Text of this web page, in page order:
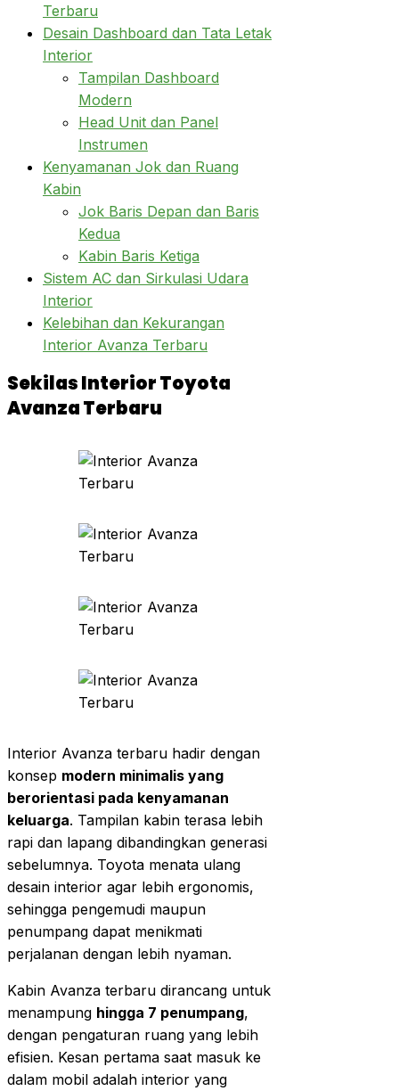
Terbaru
Desain Dashboard dan Tata Letak
Interior
Tampilan Dashboard
Modern
Head Unit dan Panel
Instrumen
Kenyamanan Jok dan Ruang
Kabin
Jok Baris Depan dan Baris
Kedua
Kabin Baris Ketiga
Sistem AC dan Sirkulasi Udara
Interior
Kelebihan dan Kekurangan
Interior Avanza Terbaru
Sekilas Interior Toyota
Avanza Terbaru
Interior Avanza terbaru hadir dengan
konsep modern minimalis yang
berorientasi pada kenyamanan
keluarga. Tampilan kabin terasa lebih
rapi dan lapang dibandingkan generasi
sebelumnya. Toyota menata ulang
desain interior agar lebih ergonomis,
sehingga pengemudi maupun
penumpang dapat menikmati
perjalanan dengan lebih nyaman.
Kabin Avanza terbaru dirancang untuk
menampung hingga 7 penumpang,
dengan pengaturan ruang yang lebih
efisien. Kesan pertama saat masuk ke
dalam mobil adalah interior yang